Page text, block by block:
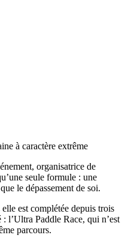
à caractère extrême
organisatrice de
seule formule : une
le dépassement de soi.
est complétée depuis trois
l’Ultra Paddle Race, qui n’est
parcours.